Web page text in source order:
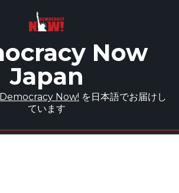
Now
Japan
Democracy Now! を日本語でお届けし
ています